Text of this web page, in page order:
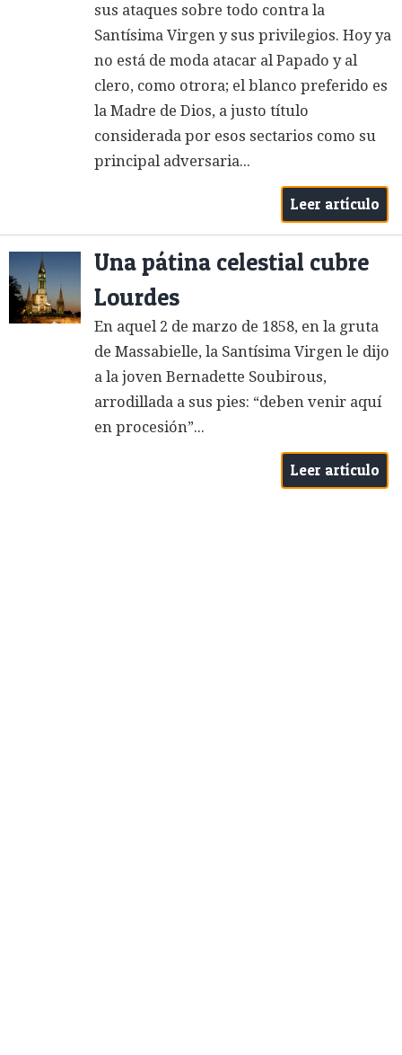
sus ataques sobre todo contra la
Santísima Virgen y sus privilegios. Hoy ya
no está de moda atacar al Papado y al
clero, como otrora; el blanco preferido es
la Madre de Dios, a justo título
considerada por esos sectarios como su
principal adversaria...
Leer artículo
Una pátina celestial cubre
Lourdes
En aquel 2 de marzo de 1858, en la gruta
de Massabielle, la Santísima Virgen le dijo
a la joven Bernadette Soubirous,
arrodillada a sus pies: “deben venir aquí
en procesión”...
Leer artículo